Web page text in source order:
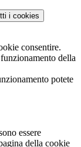
i cookies
consentire.
della
potete
essere
della cookie